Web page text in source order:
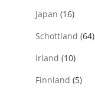
Japan (16)
Schottland (64)
Irland (10)
Finnland (5)